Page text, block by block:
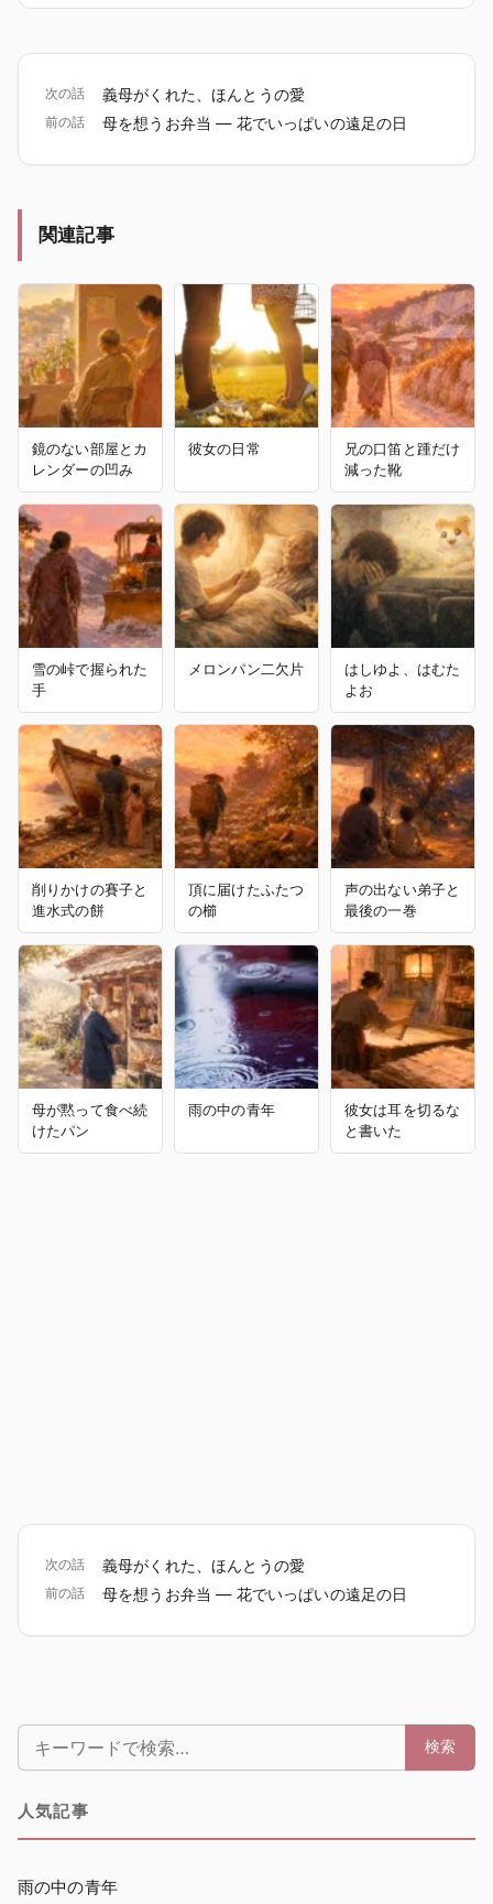
次の話 義母がくれた、ほんとうの愛
前の話 母を想うお弁当 ― 花でいっぱいの遠足の日
関連記事
鏡のない部屋とカ
レンダーの凹み
彼女の日常
兄の口笛と踵だけ
減った靴
雪の峠で握られた
手
メロンパン二欠片
はしゆよ、はむた
よお
削りかけの賽子と
進水式の餅
頂に届けたふたつ
の櫛
声の出ない弟子と
最後の一巻
母が黙って食べ続
けたパン
雨の中の青年
彼女は耳を切るな
と書いた
次の話 義母がくれた、ほんとうの愛
前の話 母を想うお弁当 ― 花でいっぱいの遠足の日
検索: 検索
人気記事
雨の中の青年